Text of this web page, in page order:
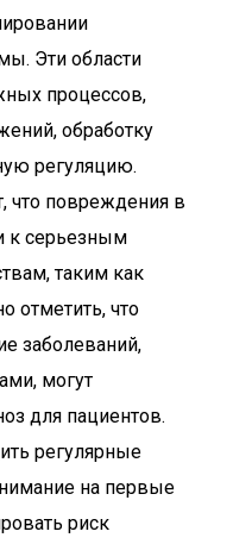
Эти области
процессов,
обработку
регуляцию.
что повреждения в
к серьезным
таким как
отметить, что
заболеваний,
могут
для пациентов.
регулярные
на первые
риск